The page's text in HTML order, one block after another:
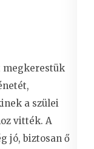
megkerestük
a szülei
vitték. A
jó, biztosan ő